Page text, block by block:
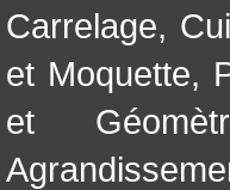
Carrelage,
et Moquette,
et